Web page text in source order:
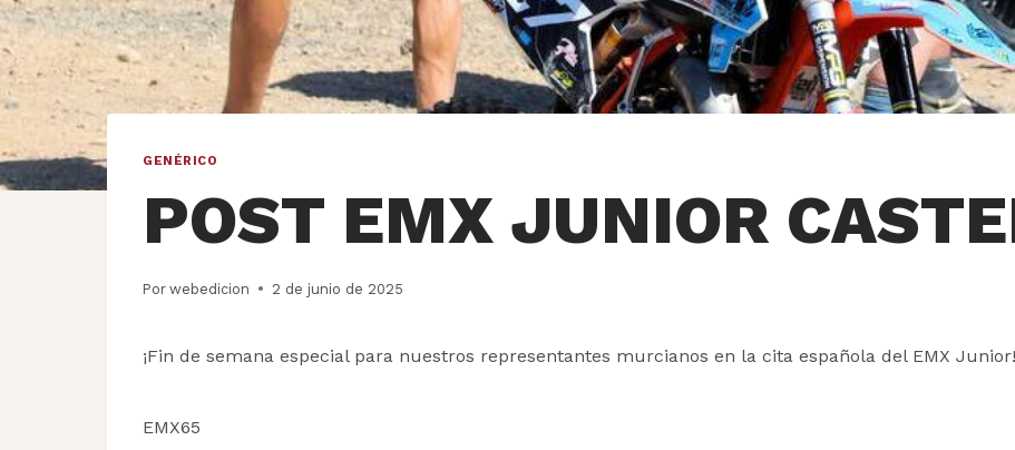
GENÉRICO
POST EMX JUNIOR
Por webedicion 2 de junio de 2025
¡Fin de semana especial para nuestros representantes murcianos en la cita española del EMX Junior!
EMX65